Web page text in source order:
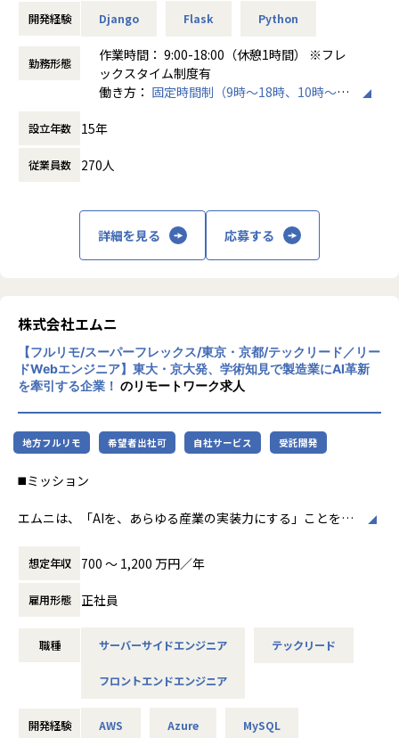
た機能開発
- インタビュー設計、質問生成、深掘り質問、回答分析に関
する機能開発
- 回答内容の要約、分類、構造化、レポート生成機能の開発
- 音声認識・文字起こし・要約機能の開発
- プロンプト設計、対話設計、評価設計、精度改善
- ユーザー体験を踏まえたAI機能のUX設計、プロトタイピン
グ
- Python、TypeScript、Next.js、FastAPI等を用いたプロダ
- AIエンジニアと連携したAI機能の組み込み、評価、改善
- ユーザーフィードバックや利用ログを踏まえた機能改善
◼️開発テーマ例
- AIによるインタビュー設計・質問生成機能
- 音声認識・文字起こし・要約機能
- インタビュー結果の構造化・タグ付け・分類機能
- 複数インタビュー結果を横断した分析・示唆抽出機能
- 面談・ヒアリング内容の自動レポート生成
- AIによる業務ヒアリング・社内ナレッジ収集支援
無
多くの地域では高齢化・人口減少が進んで行き、地域が抱え
その一方で、これまで地域を支えてきた行政職員の数は減少
し、人手不足が発生しています。
なると、これまで行政職員が対応していた福祉サービスや災
自立的な持続可能性が維持できなくなります。
【急成長するパブリテック事業】
して発展していけるようチーム一丸となって事業推進してお
ります。
自治体通信という自治体向け専門媒体にも取り上げて頂いた
LoGoチャット、LoGoフォームの記事もあわせてみて頂きま
すと、どのようなプロダクトを取り扱っているかについての
イメージが沸きやすいかと思います。
県庁職員の「新しい働き方」を支える、自治体専用ビジネス
自治体専用ビジネスチャットを導入し、「対話」の組織文化
自治体で導入されているLoGoフォームは、自治体職員だけ
ではなく、その地域に住む住民の皆さまにも利用されてお
り、日々の生活に根付いた、ミッションクリティカルなサー
作り込みや技術的な解決策の提案・実現を行い、継続的な改
【業務内容】
開発経験 Django Flask Python
勤務形態
作業時間： 9:00-18:00（休憩1時間） ※フレ
ックスタイム制度有
働き方： 固定時間制（9時～18時、10時～19
時間外労働の有無： 有（月平均10時間～20
休憩時間： 60分
設立年数 15年
従業員数 270人
詳細を見る 応募する
株式会社エムニ
【フルリモ/スーパーフレックス/東京・京都/テックリード／リー
ドWebエンジニア】東大・京大発、学術知見で製造業にAI革新
を牽引する企業！ のリモートワーク求人
地方フルリモ 希望者出社可 自社サービス 受託開発
◼️ミッション
エムニは、「AIを、あらゆる産業の実装力にする」ことを目
日本の製造業には、熟練者の暗黙知、紙・PDF・図面・帳票
に蓄積された情報、属人的な判断プロセスなど、AIによって
解決できる課題が数多く存在します。
本ポジションでは、Web領域の技術責任者候補として、AIエ
込んだWebアプリケーション全体の技術設計・開発推進を担
単なる実装担当ではなく、技術選定、アーキテクチャ設計、
ション開発を技術面からリードすることがミッションです。
想定年収 700 〜 1,200 万円／年
雇用形態 正社員
職種 サーバーサイドエンジニア テックリード
フロントエンドエンジニア
開発経験 AWS Azure MySQL